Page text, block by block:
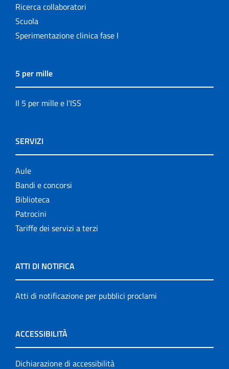
Ricerca collaboratori
Scuola
Sperimentazione clinica fase I
5 per mille
Il 5 per mille e l'ISS
SERVIZI
Aule
Bandi e concorsi
Biblioteca
Patrocini
Tariffe dei servizi a terzi
ATTI DI NOTIFICA
Atti di notificazione per pubblici proclami
ACCESSIBILITÀ
Dichiarazione di accessibilità